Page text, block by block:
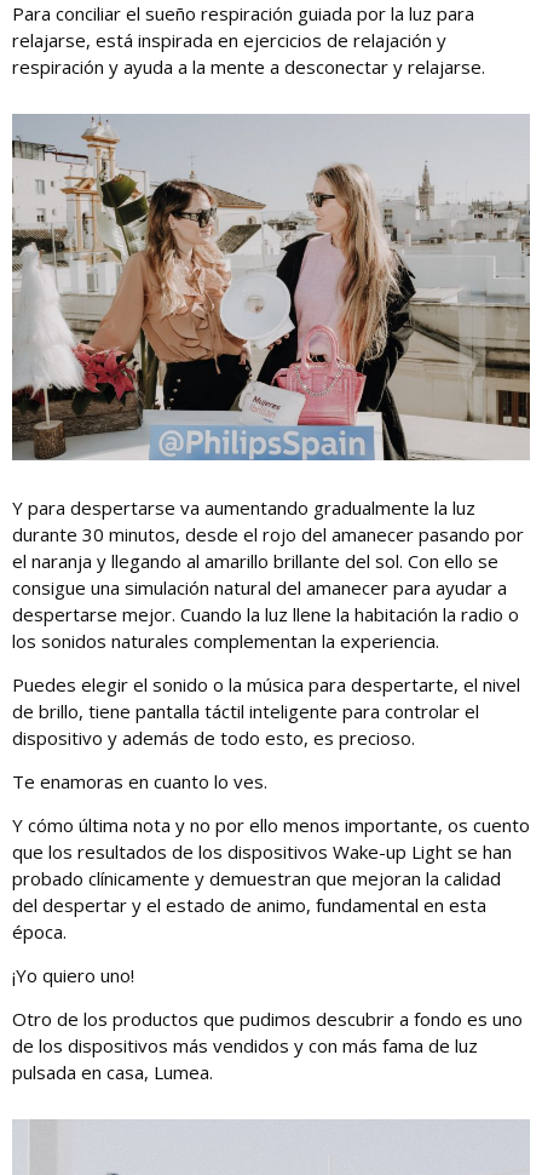
Para conciliar el sueño respiración guiada por la luz para
relajarse, está inspirada en ejercicios de relajación y
respiración y ayuda a la mente a desconectar y relajarse.
Y para despertarse va aumentando gradualmente la luz
durante 30 minutos, desde el rojo del amanecer pasando por
el naranja y llegando al amarillo brillante del sol. Con ello se
consigue una simulación natural del amanecer para ayudar a
despertarse mejor. Cuando la luz llene la habitación la radio o
los sonidos naturales complementan la experiencia.
Puedes elegir el sonido o la música para despertarte, el nivel
de brillo, tiene pantalla táctil inteligente para controlar el
dispositivo y además de todo esto, es precioso.
Te enamoras en cuanto lo ves.
Y cómo última nota y no por ello menos importante, os cuento
que los resultados de los dispositivos Wake-up Light se han
probado clínicamente y demuestran que mejoran la calidad
del despertar y el estado de animo, fundamental en esta
época.
¡Yo quiero uno!
Otro de los productos que pudimos descubrir a fondo es uno
de los dispositivos más vendidos y con más fama de luz
pulsada en casa, Lumea.